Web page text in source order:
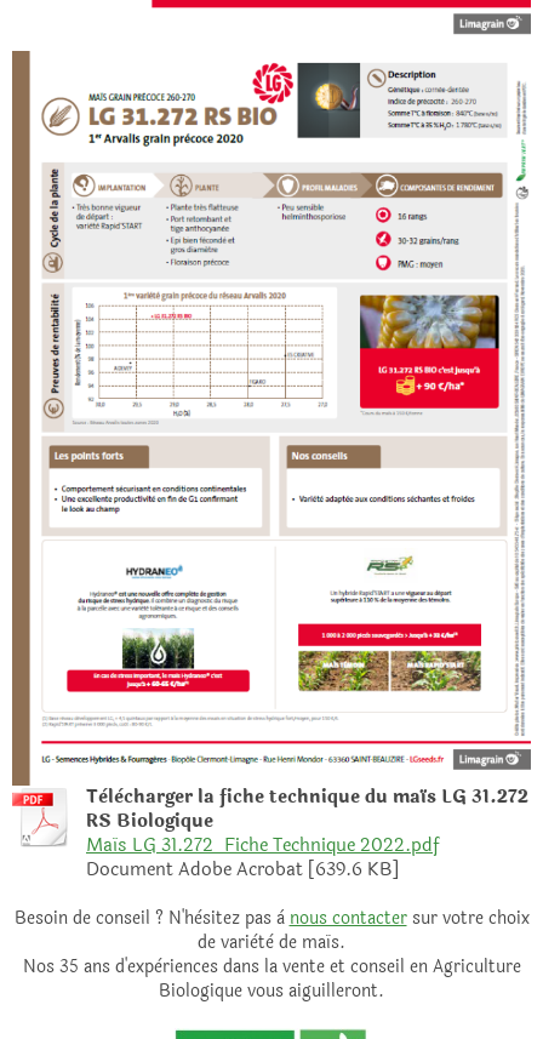
Tèlècharger la fiche technique du maïs LG 31.272
RS Biologique
Maïs LG 31.272_Fiche Technique 2022.pdf
Document Adobe Acrobat [639.6 KB]
Besoin de conseil ? N'hèsitez pas à nous contactersur votre choix
de variètè de maïs.
Nos 35 ans d'expèriences dans la vente et conseil en Agriculture
Biologique vous aiguilleront.